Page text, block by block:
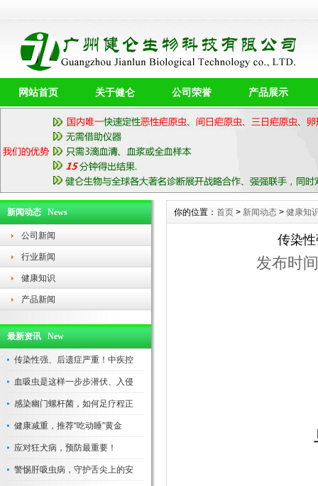
网站首页 关于健仑 公司荣誉 产品展示
新闻动态 News
公司新闻
行业新闻
健康知识
产品新闻
最新资讯 New
传染性强、后遗症严重！中疾控
血吸虫是这样一步步潜伏、入侵
感染幽门螺杆菌，如何足疗程正
健康减重，推荐“吃动睡”黄金
应对狂犬病，预防最重要！
警惕肝吸虫病，守护舌尖上的安
你的位置： 首页 > 新闻动态 > 健康知
传染
发布时